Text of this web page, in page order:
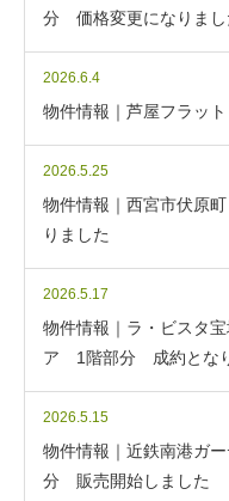
分 価格変更になりまし
2026.6.4
物件情報｜芦屋フラッ
2026.5.25
物件情報｜西宮市伏原
りました
2026.5.17
物件情報｜ラ・ビスタ
ア 1階部分 成約とな
2026.5.15
物件情報｜近鉄南港ガ
分 販売開始しました